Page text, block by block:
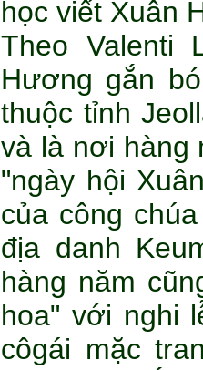
học viết Xuân
Theo Valenti
Hương gắn
thuộc tỉnh
và là nơi hàng
"ngày hội
của công
địa danh
hàng năm
hoa" với nghi
côgái mặc